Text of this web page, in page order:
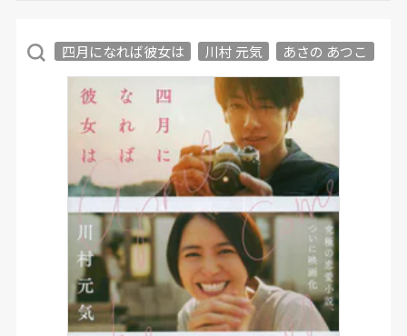
四月になれば彼女は 川村 元気 あさの あつこ